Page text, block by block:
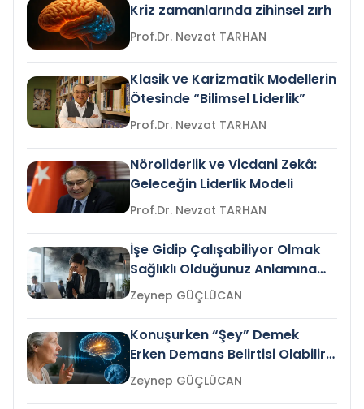
Kriz zamanlarında zihinsel zırh
Prof.Dr. Nevzat TARHAN
Klasik ve Karizmatik Modellerin
Ötesinde “Bilimsel Liderlik”
Prof.Dr. Nevzat TARHAN
Nöroliderlik ve Vicdani Zekâ:
Geleceğin Liderlik Modeli
Prof.Dr. Nevzat TARHAN
İşe Gidip Çalışabiliyor Olmak
Sağlıklı Olduğunuz Anlamına
Gelir mi?Zeynep GÜÇLÜCAN
Konuşurken “Şey” Demek
Erken Demans Belirtisi Olabilir
mi?
Zeynep GÜÇLÜCAN